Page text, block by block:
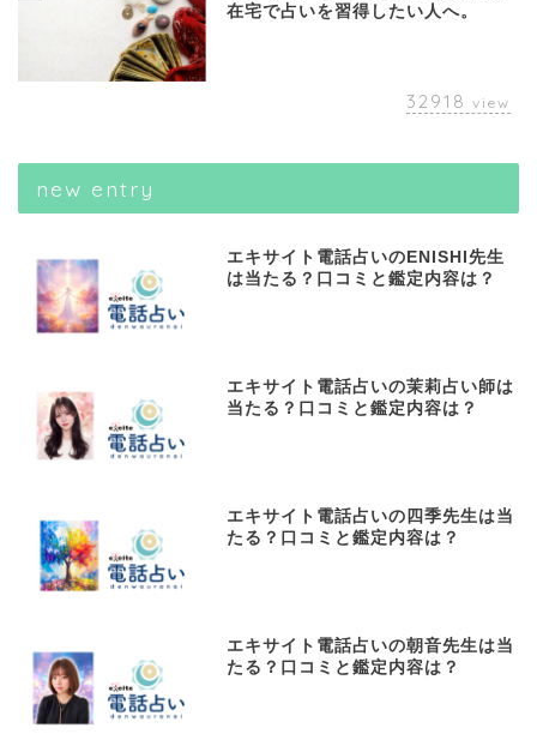
在宅で占いを習得したい人へ。
32918 view
new entry
エキサイト電話占いのENISHI先生
は当たる？口コミと鑑定内容は？
エキサイト電話占いの茉莉占い師は
当たる？口コミと鑑定内容は？
エキサイト電話占いの四季先生は当
たる？口コミと鑑定内容は？
エキサイト電話占いの朝音先生は当
たる？口コミと鑑定内容は？